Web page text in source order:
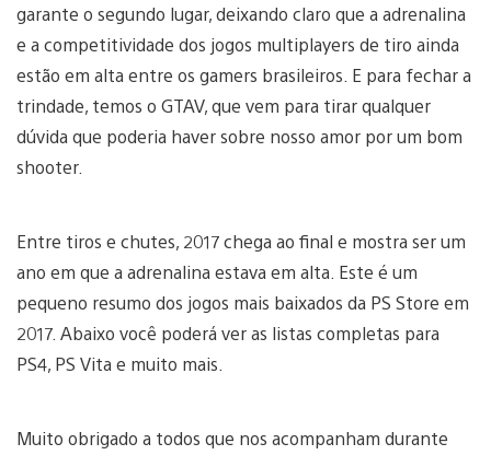
garante o segundo lugar, deixando claro que a adrenalina
e a competitividade dos jogos multiplayers de tiro ainda
estão em alta entre os gamers brasileiros. E para fechar a
trindade, temos o GTAV, que vem para tirar qualquer
dúvida que poderia haver sobre nosso amor por um bom
shooter.
Entre tiros e chutes, 2017 chega ao final e mostra ser um
ano em que a adrenalina estava em alta. Este é um
pequeno resumo dos jogos mais baixados da PS Store em
2017. Abaixo você poderá ver as listas completas para
PS4, PS Vita e muito mais.
Muito obrigado a todos que nos acompanham durante